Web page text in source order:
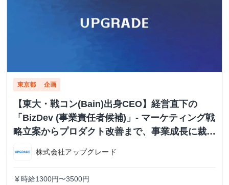
東京都 企画
【東大・戦コン(Bain)出身CEO】経営直下の
「BizDev (事業責任者候補)」- マーケティング戦
略立案からプロダクト改善まで、事業成長に裁量
株式会社アップグレード
currency_yen 時給1300円〜3500円